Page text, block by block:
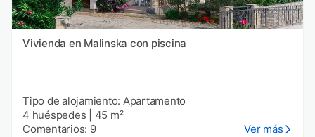
Vivienda en Malinska con piscina
Tipo de alojamiento: Apartamento
4 huéspedes
45 m²
Comentarios: 9
Ver más